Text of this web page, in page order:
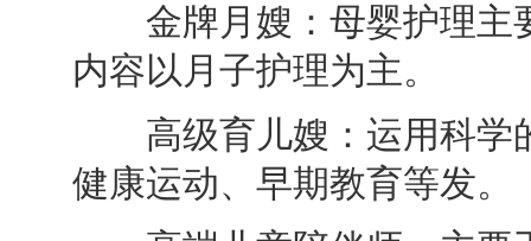
金牌月嫂：母婴护理主
内容以月子护理为主。
高级育儿嫂：运用科学
健康运动、早期教育等发。